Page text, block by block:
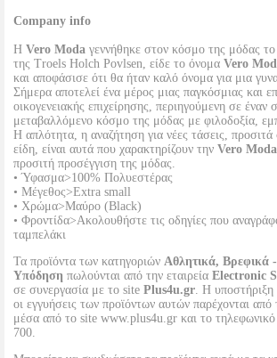
Company info
Η Vero Moda γεννήθηκε στον κόσμο της μόδας
της Troels Holch Povlsen, είδε το όνομα Vero
και αποφάσισε ότι θα ήταν καλό όνομα για μια
Σήμερα αποτελεί ένα μέρος μιας παγκόσμιας και
οικογενειακής επιχείρησης, περιηγούμενη σε έναν
μεταβαλλόμενο κόσμο της μόδας με φιλοδοξία,
Η απλότητα, η αναζήτηση για νέες τάσεις,
είδη, είναι αυτά που χαρακτηρίζουν την Vero Moda
προσιτή προσέγγιση της μόδας.
• Ύφασμα>100% Πολυεστέρας
• Μέγεθος>Extra small
• Χρώμα>Μαύρο (Black)
• Φροντίδα>Ακολουθήστε τις οδηγίες που
ταμπελάκι
Τα προϊόντα των κατηγοριών Αθλητικά, Βρεφικά
Υπόδηση πωλούνται από την εταιρεία Electronic
σε συνεργασία με το site Plus4u.gr. Η
οι εγγυήσεις των προϊόντων αυτών παρέχονται από
μέσα από το site www.plus4u.gr και το
700.